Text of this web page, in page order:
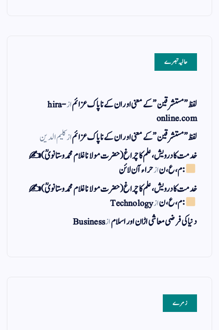
حالیہ تبصرے
لفظ ” مستشرقین ” کے معنی اور ان کے نا پاک عزائمازhira-
online.com
لفظ ” مستشرقین ” کے معنی اور ان کے نا پاک عزائمازکلیم الدین
خدمت کا درویش، علم کا چراغ(حضرت مولانا غلام محمد وستانویؒ)✍
: م ، ع ، نازحراء آن لائن
خدمت کا درویش، علم کا چراغ(حضرت مولانا غلام محمد وستانویؒ)✍
: م ، ع ، نازTechnology
دنیا کی فرضی معاشی اڑان اور اسلامازBusiness
زمرے